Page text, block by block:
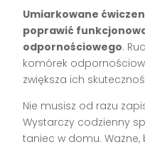
Umiarkowane
poprawić
odpornościowego.
komórek
zwiększa ich
Nie musisz od razu
Wystarczy codzienny
taniec w domu. Ważne,